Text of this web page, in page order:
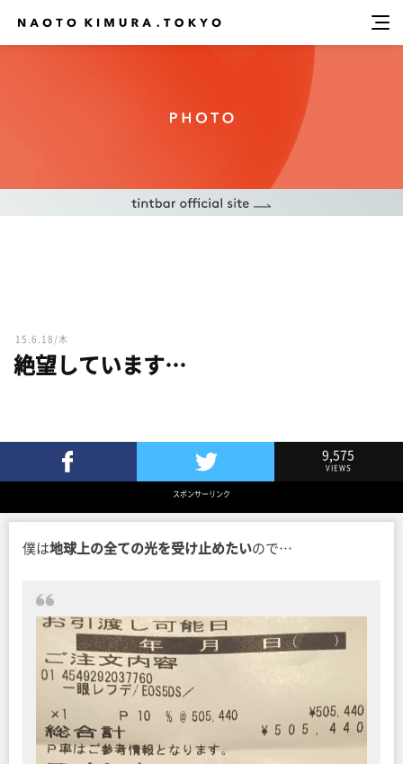
15.6.18/木
絶望しています…
Twitterでツイート
9,575
VIEWS
スポンサーリンク
僕は地球上の全ての光を受け止めたいので…